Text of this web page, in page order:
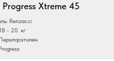
Xtreme 45
Renzacci
- 20 кг